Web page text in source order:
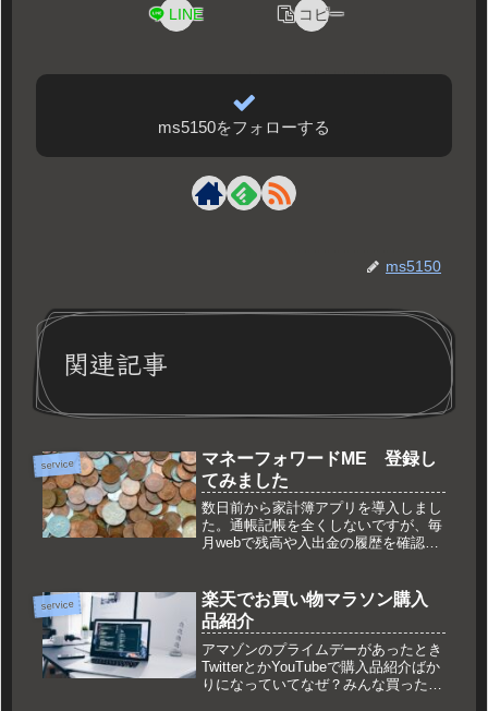
LINE コピー
ms5150をフォローする
ms5150
関連記事
service
マネーフォワードME 登録し
てみました
数日前から家計簿アプリを導入しまし
た。通帳記帳を全くしないですが、毎
月webで残高や入出金の履歴を確認エ
月の作業も忘れがちこの際、スマホア
プリで管理するようにしてみましたマ
ネ...
service
楽天でお買い物マラソン購入
品紹介
アマゾンのプライムデーがあったとき
TwitterとかYouTubeで購入品紹介ばか
りになっていてなぜ？みんな買ったも